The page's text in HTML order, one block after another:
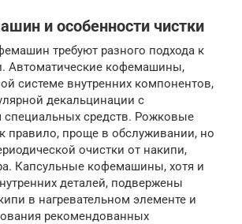
и особенности чистки
требуют разного подхода к
Автоматические кофемашины,
системе внутренних компонентов,
декальцинации с
специальных средств. Рожковые
правило, проще в обслуживании, но
очистки от накипи,
Капсульные кофемашины, хотя и
деталей, подвержены
в нагревательном элементе и
рекомендованных